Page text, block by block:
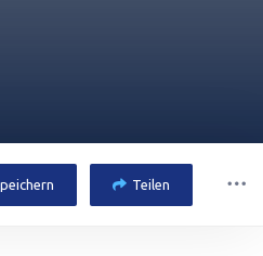
Teilen